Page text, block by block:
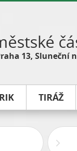
13, Sluneční
TIRÁŽ